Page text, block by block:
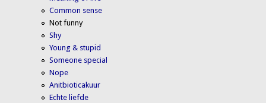
Common sense
Not funny
Shy
Young & stupid
Someone special
Nope
Anitbioticakuur
Echte liefde